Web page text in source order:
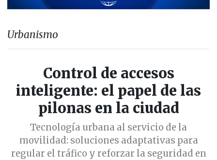
Urbanismo
Control de accesos
inteligente: el papel de las
pilonas en la ciudad
Tecnología urbana al servicio de la
movilidad: soluciones adaptativas para
regular el tráfico y reforzar la seguridad en